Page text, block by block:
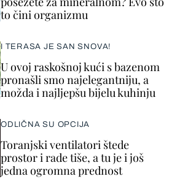
to čini organizmu
I TERASA JE SAN SNOVA!
U ovoj raskošnoj kući s bazenom
pronašli smo najelegantniju, a
možda i najljepšu bijelu kuhinju
ODLIČNA SU OPCIJA
Toranjski ventilatori štede
prostor i rade tiše, a tu je i još
jedna ogromna prednost